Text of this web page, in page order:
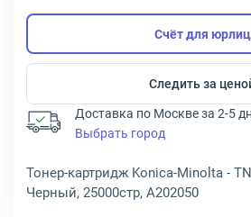
Счёт для юрлиц
Следить за
Доставка по Москве за 2-5
Выбрать город
Тонер-картридж Konica-Minolta -
Черный, 25000стр, A202050